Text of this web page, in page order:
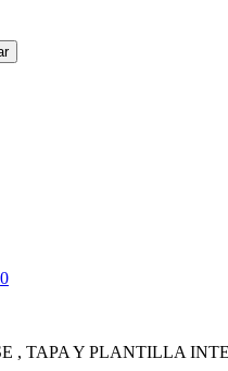
0
, TAPA Y PLANTILLA